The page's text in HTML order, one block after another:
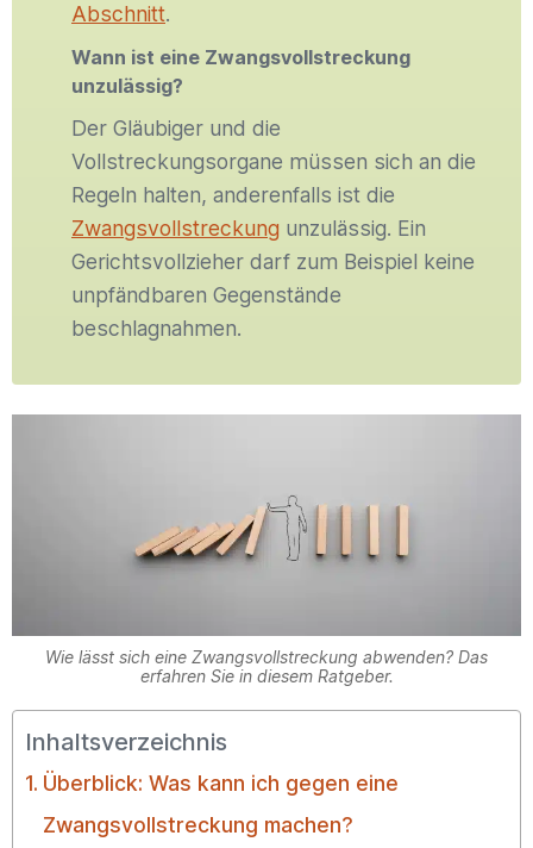
Abschnitt.
Wann ist eine Zwangsvollstreckung
unzulässig?
Der Gläubiger und die
Vollstreckungsorgane müssen sich an die
Regeln halten, anderenfalls ist die
Zwangsvollstreckung unzulässig. Ein
Gerichtsvollzieher darf zum Beispiel keine
unpfändbaren Gegenstände
beschlagnahmen.
Wie lässt sich eine Zwangsvollstreckung abwenden? Das
erfahren Sie in diesem Ratgeber.
Inhaltsverzeichnis
Überblick: Was kann ich gegen eine
Zwangsvollstreckung machen?